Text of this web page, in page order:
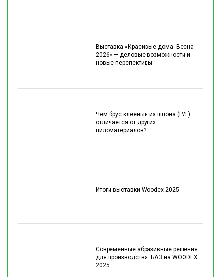
Выставка «Красивые дома. Весна
2026» — деловые возможности и
новые перспективы
Чем брус клеёный из шпона (LVL)
отличается от других
пиломатериалов?
Итоги выставки Woodex 2025
Современные абразивные решения
для производства: БАЗ на WOODEX
2025